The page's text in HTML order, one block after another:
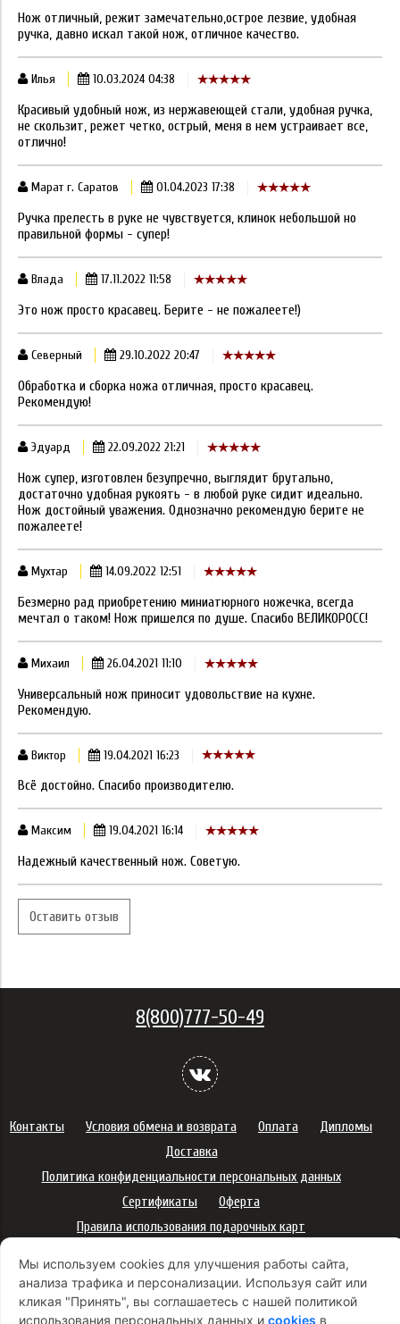
Нож отличный, режит замечательно,острое лезвие, удобная
ручка, давно искал такой нож, отличное качество.
Илья 10.03.2024 04:38
Красивый удобный нож, из нержавеющей стали, удобная ручка,
не скользит, режет четко, острый, меня в нем устраивает все,
отлично!
Марат г. Саратов 01.04.2023 17:38
Ручка прелесть в руке не чувствуется, клинок небольшой но
правильной формы - супер!
Влада 17.11.2022 11:58
Это нож просто красавец. Берите - не пожалеете!)
Северный 29.10.2022 20:47
Обработка и сборка ножа отличная, просто красавец.
Рекомендую!
Эдуард 22.09.2022 21:21
Нож супер, изготовлен безупречно, выглядит брутально,
достаточно удобная рукоять - в любой руке сидит идеально.
Нож достойный уважения. Однозначно рекомендую берите не
пожалеете!
Мухтар 14.09.2022 12:51
Безмерно рад приобретению миниатюрного ножечка, всегда
мечтал о таком! Нож пришелся по душе. Спасибо ВЕЛИКОРОСС!
Михаил 26.04.2021 11:10
Универсальный нож приносит удовольствие на кухне.
Рекомендую.
Виктор 19.04.2021 16:23
Всё достойно. Спасибо производителю.
Максим 19.04.2021 16:14
Надежный качественный нож. Советую.
Оставить отзыв
Мы используем cookies для улучшения работы сайта,
анализа трафика и персонализации. Используя сайт или
кликая "Принять", вы соглашаетесь с нашей политикой
использования персональных данных и cookies в
8(800)777-50-49
Контакты Условия обмена и возврата Оплата
Дипломы
Доставка
Политика конфиденциальности персональных данных
Сертификаты
Оферта
Правила использования подарочных карт
Условия использования Cookie-файлов
Согласие на рекламную рассылку